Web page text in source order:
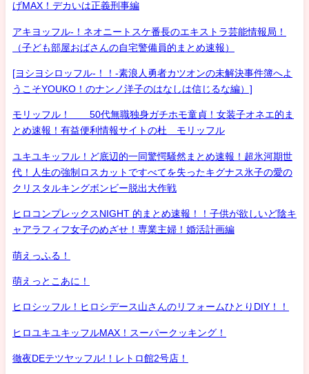
げMAX！デカいは正義刑事編
アキヨッフル-！ネオニートスケ番長のエキストラ芸能情報局！
（子ども部屋おばさんの自宅警備員的まとめ速報）
[ヨシヨシロッフル-！！-素浪人勇者カツオンの未解決事件簿へよ
うこそYOUKO！のナンノ洋子のはなしは信じるな編）]
モリッフル！ 50代無職独身ガチホモ童貞！女装子オネエ的ま
とめ速報！有益便利情報サイトの杜 モリッフル
ユキユキッフル！ど底辺的一同驚愕騒然まとめ速報！超氷河期世
代！人生の強制ロスカットですべてを失ったキグナス氷子の愛の
クリスタルキングボンビー脱出大作戦
ヒロコンプレックスNIGHT 的まとめ速報！！子供が欲しいど陰キ
ャアラフィフ女子のめざせ！専業主婦！婚活計画編
萌えっふる！
萌えっとこあに！
ヒロシッフル！ヒロシデース山さんのリフォームひとりDIY！！
ヒロユキユキッフルMAX！スーパークッキング！
徹夜DEテツヤッフル!！レトロ館2号店！